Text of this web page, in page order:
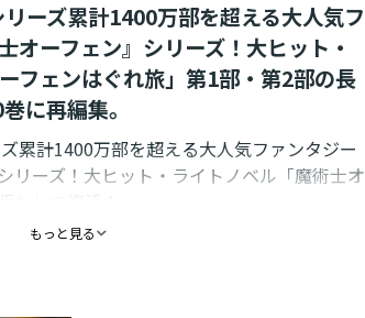
ーズ累計1400万部を超える大人気フ
オーフェン』シリーズ！大ヒット・
フェンはぐれ旅」第1部・第2部の長
に再編集。
累計1400万部を超える大人気ファンタジー
リーズ！大ヒット・ライトノベル「魔術士オ
もっと見る